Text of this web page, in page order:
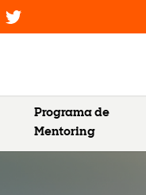
Programa de
Mentoring